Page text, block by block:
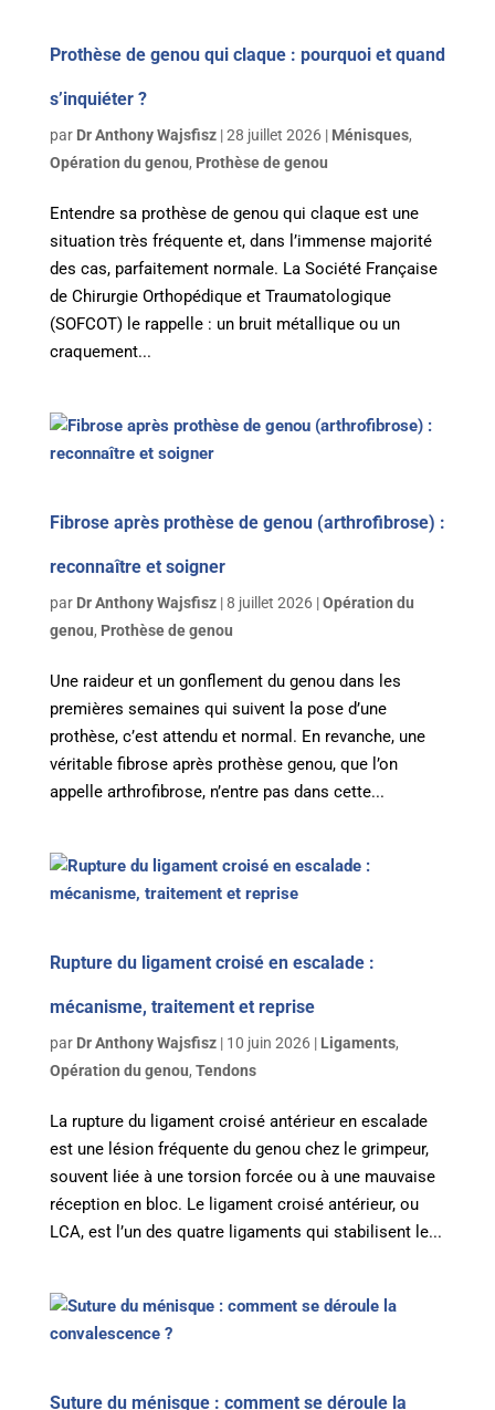
Prothèse de genou qui claque : pourquoi et quand
s’inquiéter ?
par Dr Anthony Wajsfisz|28 juillet 2026| Ménisques,
Opération du genou, Prothèse de genou
Entendre sa prothèse de genou qui claque est une
situation très fréquente et, dans l’immense majorité
des cas, parfaitement normale. La Société Française
de Chirurgie Orthopédique et Traumatologique
(SOFCOT) le rappelle : un bruit métallique ou un
craquement...
Fibrose après prothèse de genou (arthrofibrose) :
reconnaître et soigner
par Dr Anthony Wajsfisz|8 juillet 2026|Opération du
genou, Prothèse de genou
Une raideur et un gonflement du genou dans les
premières semaines qui suivent la pose d’une
prothèse, c’est attendu et normal. En revanche, une
véritable fibrose après prothèse genou, que l’on
appelle arthrofibrose, n’entre pas dans cette...
Rupture du ligament croisé en escalade :
mécanisme, traitement et reprise
par Dr Anthony Wajsfisz| 10 juin 2026| Ligaments,
Opération du genou, Tendons
La rupture du ligament croisé antérieur en escalade
est une lésion fréquente du genou chez le grimpeur,
souvent liée à une torsion forcée ou à une mauvaise
réception en bloc. Le ligament croisé antérieur, ou
LCA, est l’un des quatre ligaments qui stabilisent le...
Suture du ménisque : comment se déroule la